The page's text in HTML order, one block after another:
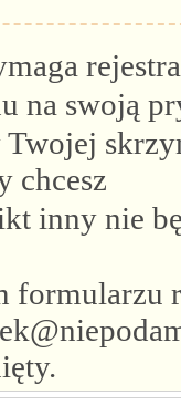
na swoją
chcesz
inny nie
formularzu